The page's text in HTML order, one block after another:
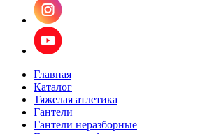
Главная
Каталог
Тяжелая атлетика
Гантели
Гантели неразборные